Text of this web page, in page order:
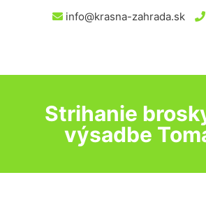
info@krasna-zahrada.sk
Strihanie
výsadbe